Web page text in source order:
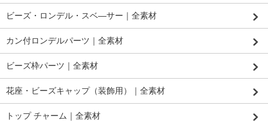
ビーズ・ロンデル・スベ―サー｜全素材
カン付ロンデルパーツ｜全素材
ビーズ枠パーツ｜全素材
花座・ビーズキャップ（装飾用）｜全素材
トップ チャーム｜全素材